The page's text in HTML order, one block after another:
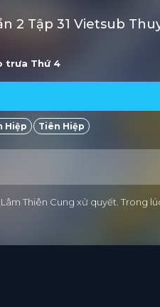
2 Tập 31 Vietsub
trưa Thứ 4
Hiệp Tiên Hiệp
Thiên Cung xử quyết. Trong